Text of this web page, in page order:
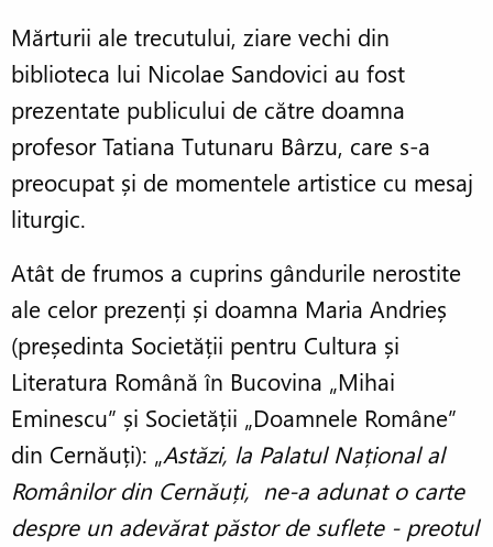
Mărturii ale trecutului, ziare vechi din
biblioteca lui Nicolae Sandovici au fost
prezentate publicului de către doamna
profesor Tatiana Tutunaru Bârzu, care s-a
preocupat și de momentele artistice cu mesaj
liturgic.
Atât de frumos a cuprins gândurile nerostite
ale celor prezenți și doamna Maria Andrieș
(președinta Societății pentru Cultura și
Literatura Română în Bucovina „Mihai
Eminescu” și Societății „Doamnele Române”
din Cernăuți): „Astăzi, la Palatul Național al
Românilor din Cernăuți, ne-a adunat o carte
despre un adevărat păstor de suflete - preotul